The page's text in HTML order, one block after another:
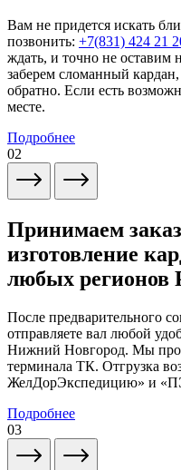
Вам не придется искать
позвонить: +7(831) 424 21
ждать, и точно не оставим
заберем сломанный
обратно. Если есть
месте.
Подробнее
02
Принимаем
изготовление
любых регионов
После предварительного
отправляете вал любой
Нижний Новгород. Мы
терминала ТК. Отгрузка
ЖелДорЭкспедицию» и
Подробнее
03